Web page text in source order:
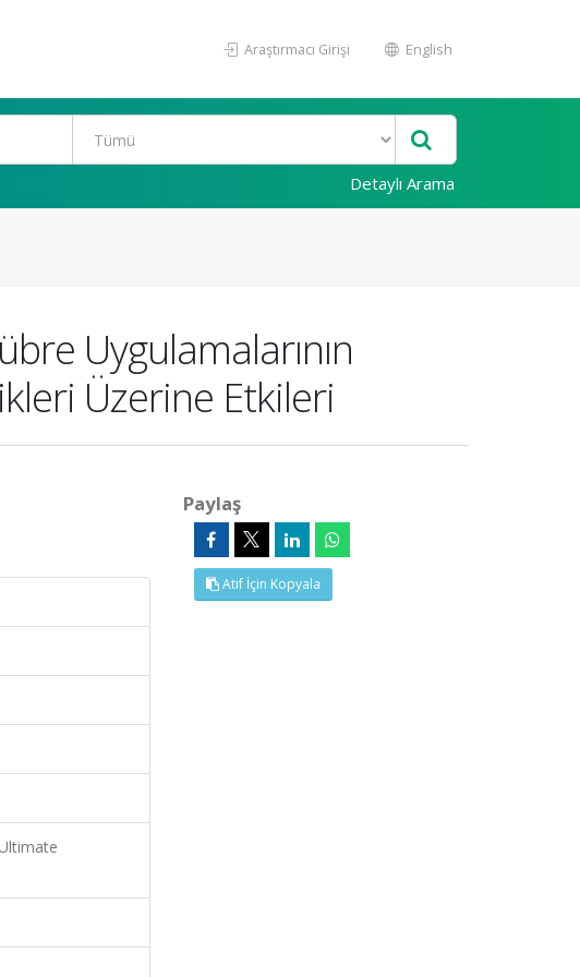
Araştırmacı Girişi English
Detaylı Arama
Uygulamalarının
Üzerine Etkileri
Paylaş
Atıf İçin Kopyala